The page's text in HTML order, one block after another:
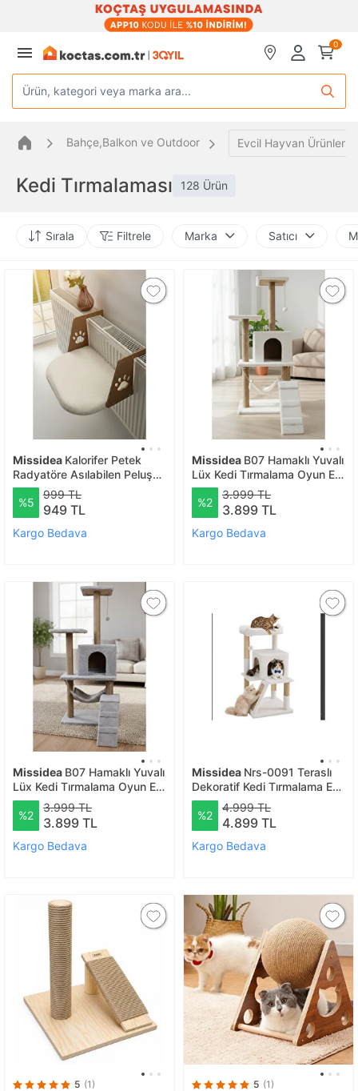
0
Ürün, kategori veya marka ara...
Bahçe,Balkon ve Outdoor Evcil Hayvan Ürünleri
Kedi Tırmalaması 128 Ürün
Sırala Filtrele Marka Satıcı
Missidea Kalorifer Petek
Radyatöre Asılabilen Peluş
Kedi Ve Köpek Yatağı Evcil
Hayvan Yatağı Beyaz
%5
999 TL
949 TL
Kargo Bedava
Missidea B07 Hamaklı Yuvalı
Lüx Kedi Tırmalama Oyun Evi
Beyaz
%2
3.999 TL
3.899 TL
Kargo Bedava
Missidea B07 Hamaklı Yuvalı
Lüx Kedi Tırmalama Oyun Evi
Gri
%2
3.999 TL
3.899 TL
Kargo Bedava
Missidea Nrs-0091 Teraslı
Dekoratif Kedi Tırmalama Evi
Beyaz
%2
4.999 TL
4.899 TL
Kargo Bedava
5 (1) 5 (1)